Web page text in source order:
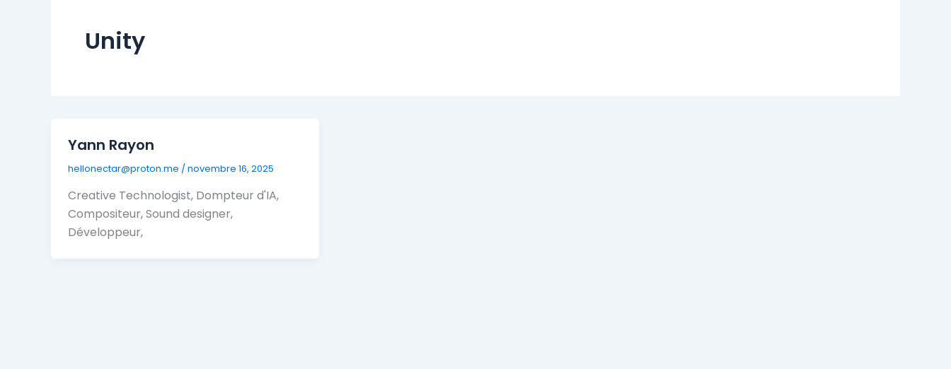
Unity
Yann Rayon
hellonectar@proton.me /novembre 16, 2025
Creative Technologist, Dompteur d'IA,
Compositeur, Sound designer,
Développeur,